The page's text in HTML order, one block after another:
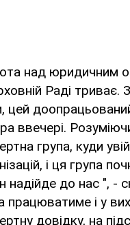
над юридичним
Раді
цей
ввечері.
група, куди
і ця група
надійде до нас ", -
працюватиме і у
довідку, на